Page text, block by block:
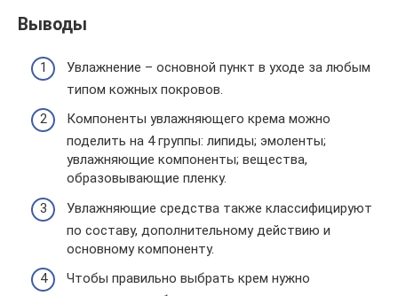
Выводы
Увлажнение – основной пункт в уходе за любым
типом кожных покровов.
Компоненты увлажняющего крема можно
поделить на 4 группы: липиды; эмоленты;
увлажняющие компоненты; вещества,
образовывающие пленку.
Увлажняющие средства также классифицируют
по составу, дополнительному действию и
основному компоненту.
Чтобы правильно выбрать крем нужно